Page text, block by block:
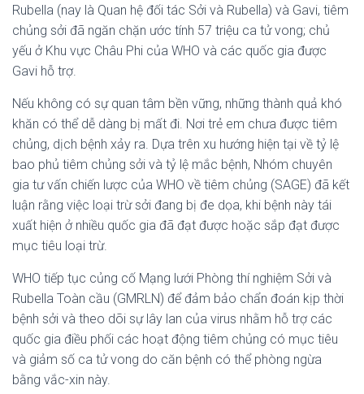
Rubella (nay là Quan hệ đối tác Sởi và Rubella) và Gavi, tiêm
chủng sởi đã ngăn chặn ước tính 57 triệu ca tử vong; chủ
yếu ở Khu vực Châu Phi của WHO và các quốc gia được
Gavi hỗ trợ.
Nếu không có sự quan tâm bền vững, những thành quả khó
khăn có thể dễ dàng bị mất đi. Nơi trẻ em chưa được tiêm
chủng, dịch bệnh xảy ra. Dựa trên xu hướng hiện tại về tỷ lệ
bao phủ tiêm chủng sởi và tỷ lệ mắc bệnh, Nhóm chuyên
gia tư vấn chiến lược của WHO về tiêm chủng (SAGE) đã kết
luận rằng việc loại trừ sởi đang bị đe dọa, khi bệnh này tái
xuất hiện ở nhiều quốc gia đã đạt được hoặc sắp đạt được
mục tiêu loại trừ.
WHO tiếp tục củng cố Mạng lưới Phòng thí nghiệm Sởi và
Rubella Toàn cầu (GMRLN) để đảm bảo chẩn đoán kịp thời
bệnh sởi và theo dõi sự lây lan của virus nhằm hỗ trợ các
quốc gia điều phối các hoạt động tiêm chủng có mục tiêu
và giảm số ca tử vong do căn bệnh có thể phòng ngừa
bằng vắc-xin này.